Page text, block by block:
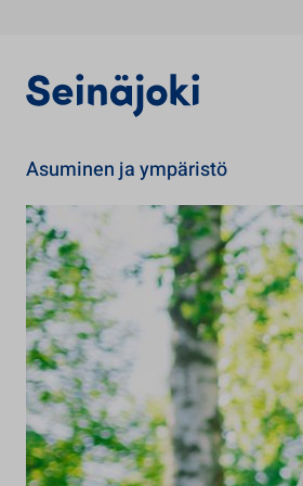
Asuminen ja ympäristö